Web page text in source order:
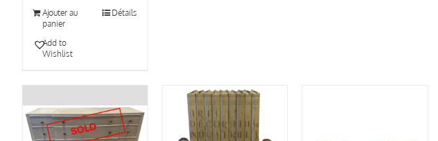
Ajouter au
panier
Détails
Add to
Wishlist